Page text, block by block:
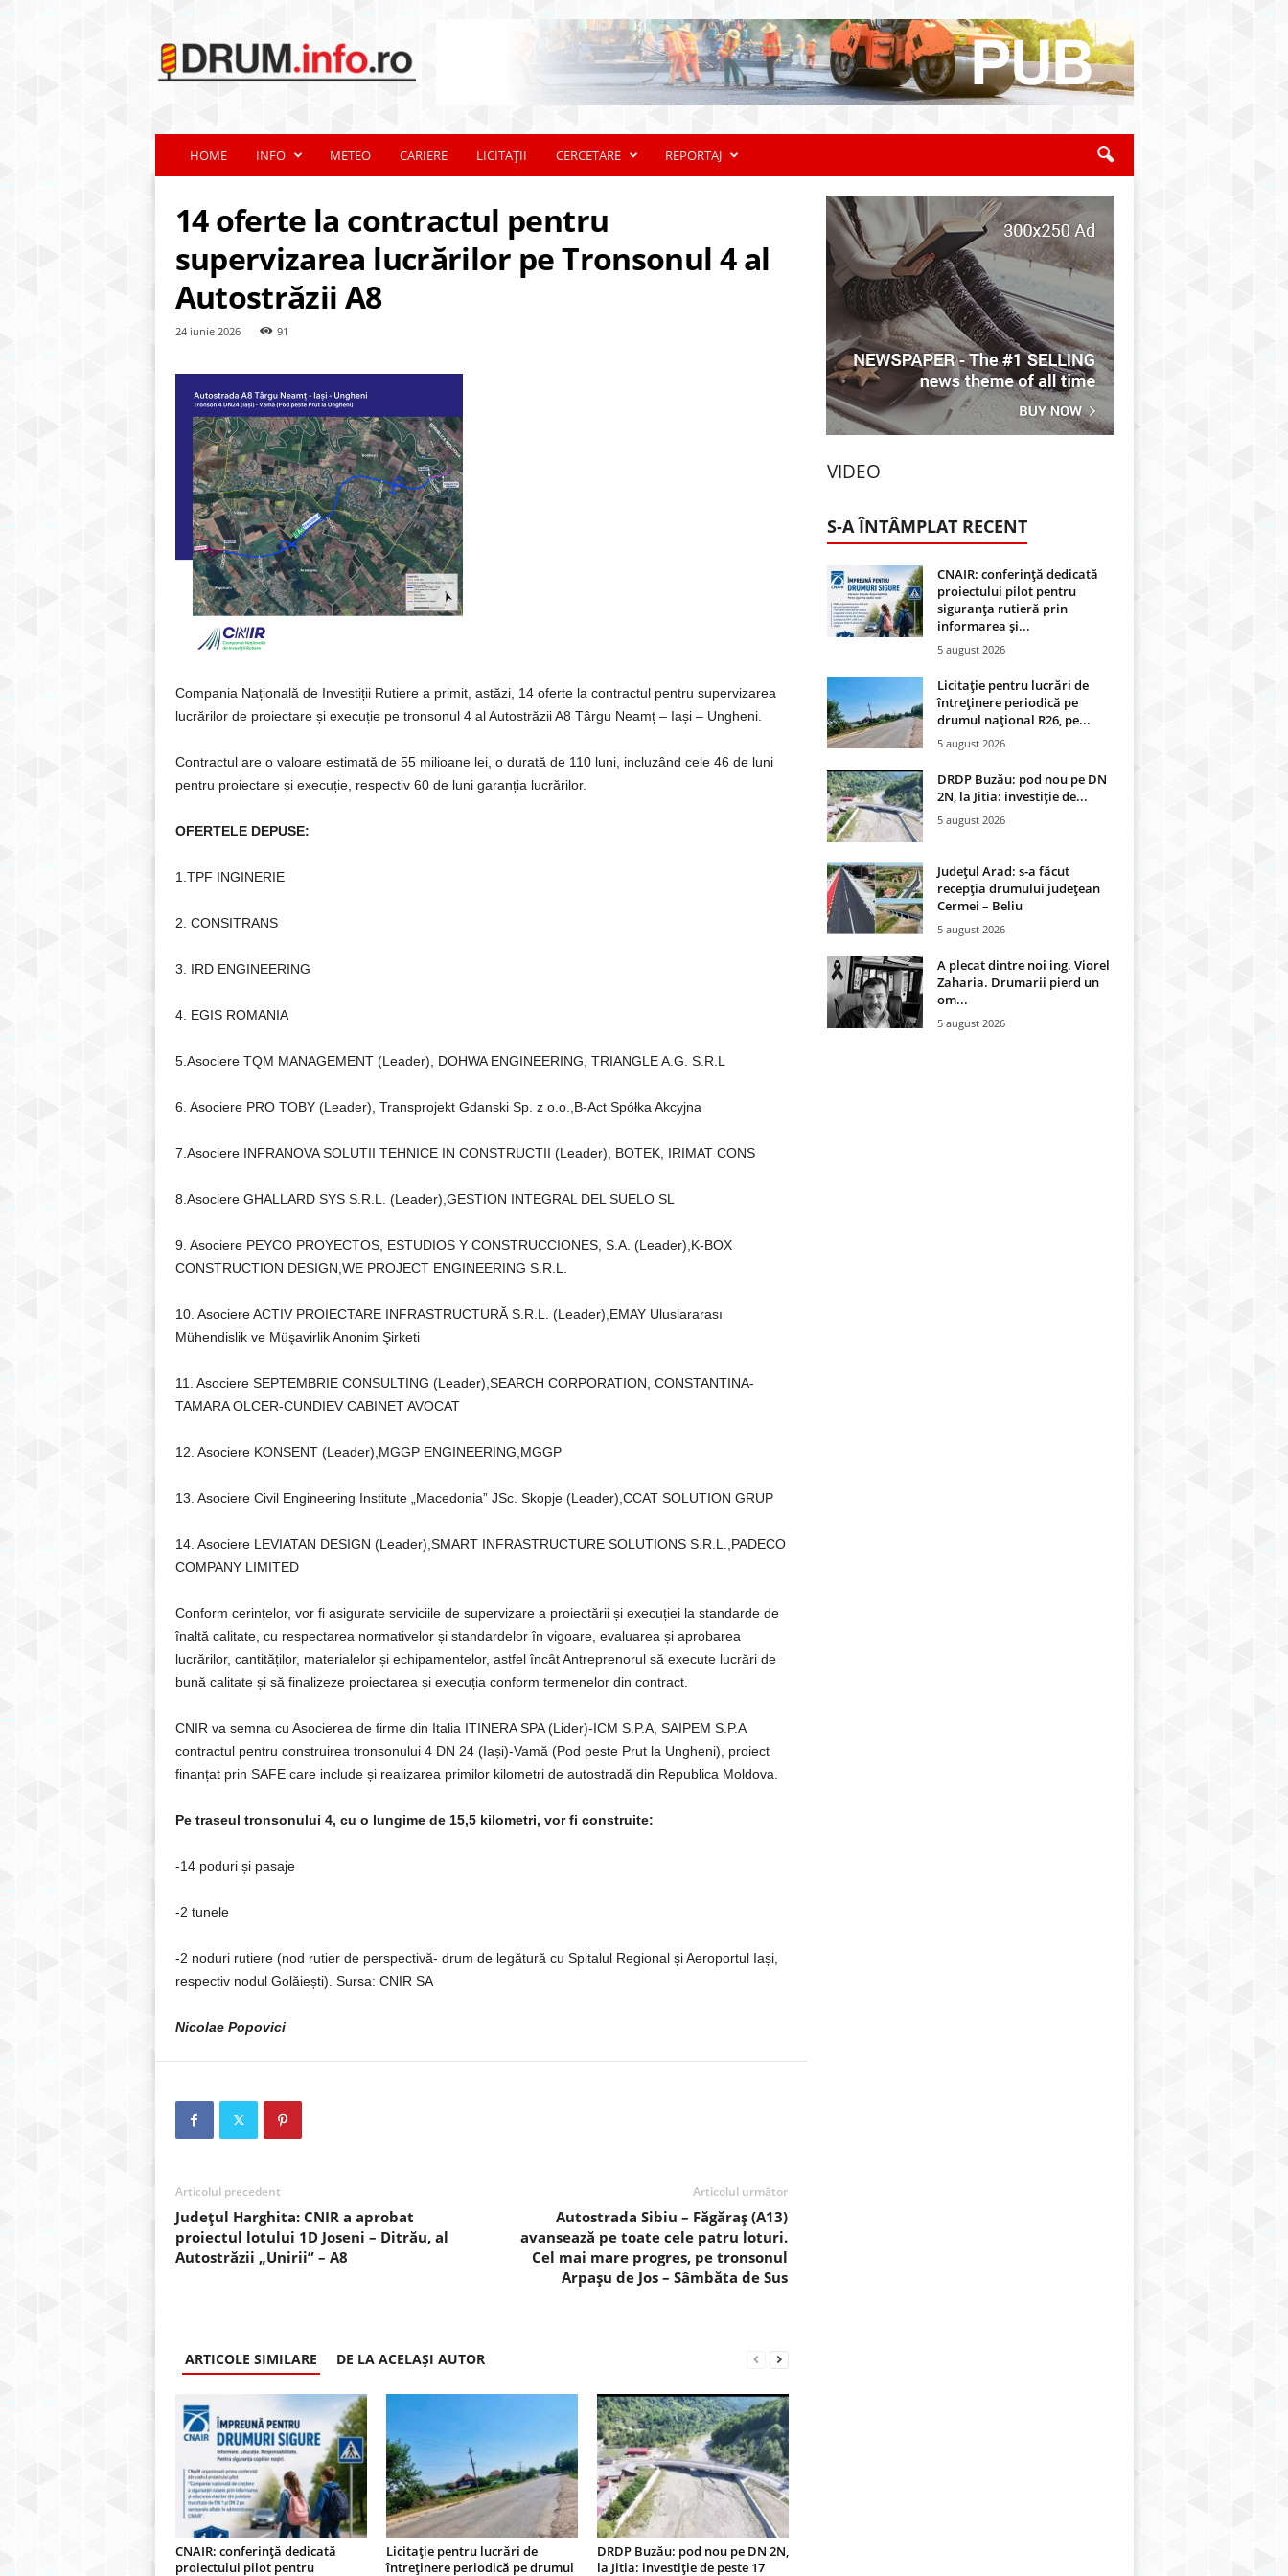
m
n
o
HOME INFO METEO CARIERE LICITAȚII CERCETARE REPORTAJ
14 oferte la contractul pentru
supervizarea lucrărilor pe Tronsonul 4 al
Autostrăzii A8
24 iunie 2026 91
Compania Națională de Investiții Rutiere a primit, astăzi, 14 oferte la contractul pentru supervizarea
lucrărilor de proiectare și execuție pe tronsonul 4 al Autostrăzii A8 Târgu Neamț – Iași – Ungheni.
Contractul are o valoare estimată de 55 milioane lei, o durată de 110 luni, incluzând cele 46 de luni
pentru proiectare și execuție, respectiv 60 de luni garanția lucrărilor.
OFERTELE DEPUSE:
1.TPF INGINERIE
2. CONSITRANS
3. IRD ENGINEERING
4. EGIS ROMANIA
5.Asociere TQM MANAGEMENT (Leader), DOHWA ENGINEERING, TRIANGLE A.G. S.R.L
6. Asociere PRO TOBY (Leader), Transprojekt Gdanski Sp. z o.o.,B-Act Spółka Akcyjna
7.Asociere INFRANOVA SOLUTII TEHNICE IN CONSTRUCTII (Leader), BOTEK, IRIMAT CONS
8.Asociere GHALLARD SYS S.R.L. (Leader),GESTION INTEGRAL DEL SUELO SL
9. Asociere PEYCO PROYECTOS, ESTUDIOS Y CONSTRUCCIONES, S.A. (Leader),K-BOX
CONSTRUCTION DESIGN,WE PROJECT ENGINEERING S.R.L.
10. Asociere ACTIV PROIECTARE INFRASTRUCTURĂ S.R.L. (Leader),EMAY Uluslararası
Mühendislik ve Müşavirlik Anonim Şirketi
11. Asociere SEPTEMBRIE CONSULTING (Leader),SEARCH CORPORATION, CONSTANTINA-
TAMARA OLCER-CUNDIEV CABINET AVOCAT
12. Asociere KONSENT (Leader),MGGP ENGINEERING,MGGP
13. Asociere Civil Engineering Institute „Macedonia” JSc. Skopje (Leader),CCAT SOLUTION GRUP
14. Asociere LEVIATAN DESIGN (Leader),SMART INFRASTRUCTURE SOLUTIONS S.R.L.,PADECO
COMPANY LIMITED
Conform cerințelor, vor fi asigurate serviciile de supervizare a proiectării și execuției la standarde de
înaltă calitate, cu respectarea normativelor și standardelor în vigoare, evaluarea și aprobarea
lucrărilor, cantităților, materialelor și echipamentelor, astfel încât Antreprenorul să execute lucrări de
bună calitate și să finalizeze proiectarea și execuția conform termenelor din contract.
CNIR va semna cu Asocierea de firme din Italia ITINERA SPA (Lider)-ICM S.P.A, SAIPEM S.P.A
contractul pentru construirea tronsonului 4 DN 24 (Iași)-Vamă (Pod peste Prut la Ungheni), proiect
finanțat prin SAFE care include și realizarea primilor kilometri de autostradă din Republica Moldova.
Pe traseul tronsonului 4, cu o lungime de 15,5 kilometri, vor fi construite:
-14 poduri și pasaje
-2 tunele
-2 noduri rutiere (nod rutier de perspectivă- drum de legătură cu Spitalul Regional și Aeroportul Iași,
respectiv nodul Golăiești). Sursa: CNIR SA
Nicolae Popovici
Articolul precedent
Județul Harghita: CNIR a aprobat
proiectul lotului 1D Joseni – Ditrău, al
Autostrăzii „Unirii” – A8
Articolul următor
Autostrada Sibiu – Făgăraș (A13)
avansează pe toate cele patru loturi.
Cel mai mare progres, pe tronsonul
Arpașu de Jos – Sâmbăta de Sus
ARTICOLE SIMILARE DE LA ACELAȘI AUTOR
CNAIR: conferință dedicată
proiectului pilot pentru
Licitație pentru lucrări de
întreținere periodică pe drumul
DRDP Buzău: pod nou pe DN 2N,
la Jitia: investiție de peste 17
VIDEO
S-A ÎNTÂMPLAT RECENT
CNAIR: conferință dedicată
proiectului pilot pentru
siguranța rutieră prin
informarea și...
5 august 2026
Licitație pentru lucrări de
întreținere periodică pe
drumul național R26, pe...
5 august 2026
DRDP Buzău: pod nou pe DN
2N, la Jitia: investiție de...
5 august 2026
Județul Arad: s-a făcut
recepţia drumului județean
Cermei – Beliu
5 august 2026
A plecat dintre noi ing. Viorel
Zaharia. Drumarii pierd un
om...
5 august 2026